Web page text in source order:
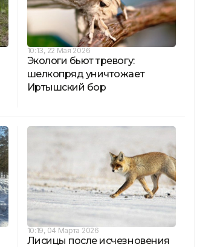
10:13, 22 Мая 2026
Экологи бьют тревогу:
шелкопряд уничтожает
Иртышский бор
10:19, 04 Марта 2026
Лисицы после исчезновения